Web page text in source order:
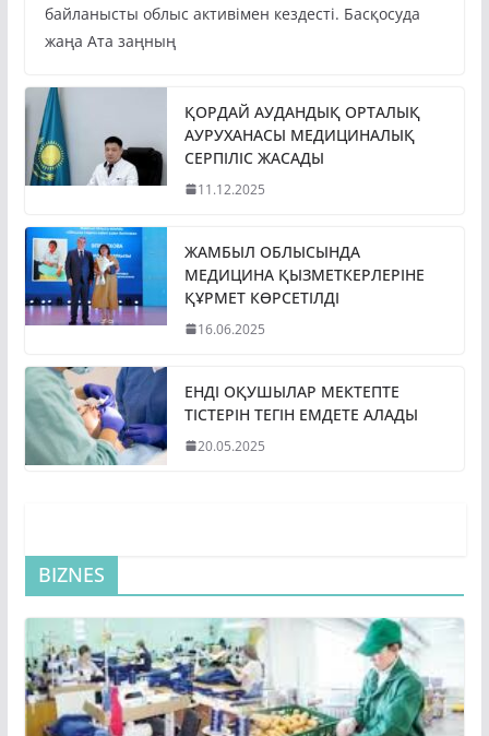
байланысты облыс активімен кездесті. Басқосуда
жаңа Ата заңның
ҚОРДАЙ АУДАНДЫҚ ОРТАЛЫҚ
АУРУХАНАСЫ МЕДИЦИНАЛЫҚ
СЕРПІЛІС ЖАСАДЫ
11.12.2025
ЖАМБЫЛ ОБЛЫСЫНДА
МЕДИЦИНА ҚЫЗМЕТКЕРЛЕРІНЕ
ҚҰРМЕТ КӨРСЕТІЛДІ
16.06.2025
ЕНДІ ОҚУШЫЛАР МЕКТЕПТЕ
ТІСТЕРІН ТЕГІН ЕМДЕТЕ АЛАДЫ
20.05.2025
BIZNES